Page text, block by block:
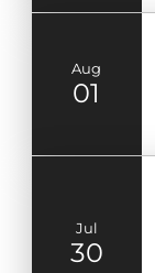
Aug
01
Jul
30